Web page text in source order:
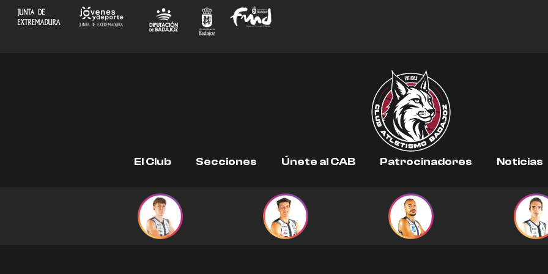
El Club Secciones Únete al CAB Patrocinadores Noticias